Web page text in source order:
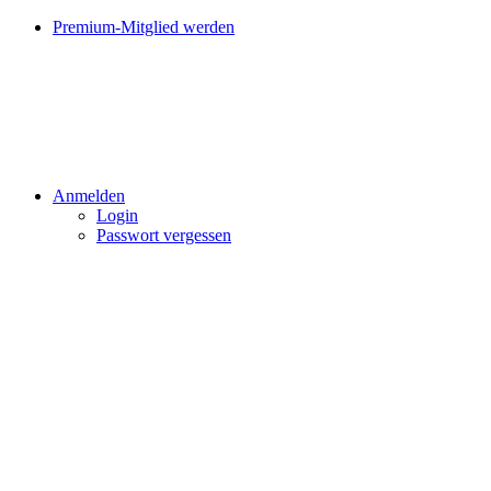
Premium-Mitglied werden
Anmelden
Login
Passwort vergessen